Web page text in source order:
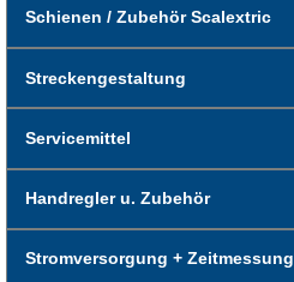
Schienen / Zubehör Scalextric
Streckengestaltung
Servicemittel
Handregler u. Zubehör
Stromversorgung + Zeitmessung